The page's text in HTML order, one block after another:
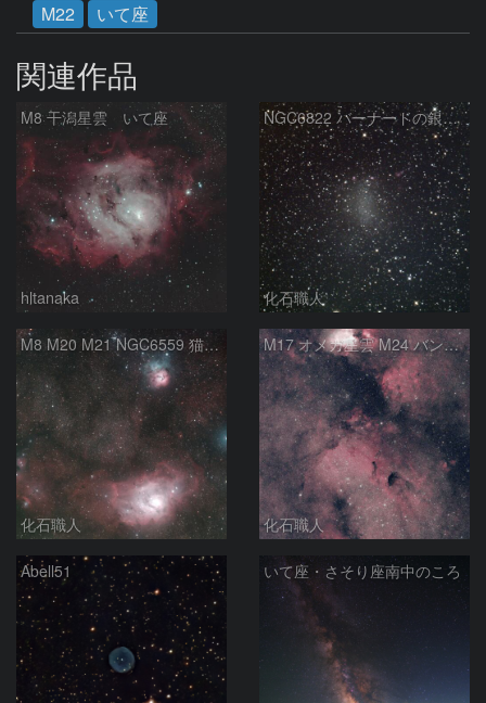
M22
いて座
関連作品
M8 干潟星雲 いて座
hltanaka
NGC6822 バーナードの銀河 いて座
化石職人
M8 M20 M21 NGC6559 猫の手星雲 いて座
化石職人
M17 オメガ星雲 M24 バンビの横顔 いて座
化石職人
Abell51 いて座・さそり座南中のころ